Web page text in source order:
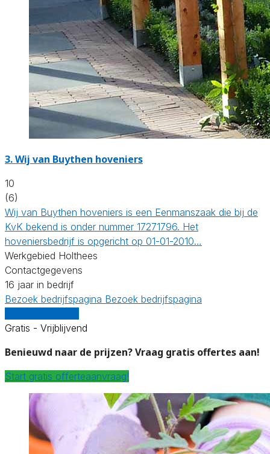
3.Wij van Buythen hoveniers
10
(6)
Wij van Buythen hoveniers is een Eenmanszaak die bij de
KvK bekend is onder nummer 17271796. Het
hoveniersbedrijf is opgericht op 01-01-2010…
Werkgebied Holthees
Contactgegevens
16 jaar in bedrijf
Bezoek bedrijfspagina Bezoek bedrijfspagina
Gratis - Vrijblijvend
Benieuwd naar de prijzen? Vraag gratis offertes aan!
Start gratis offerteaanvraag!